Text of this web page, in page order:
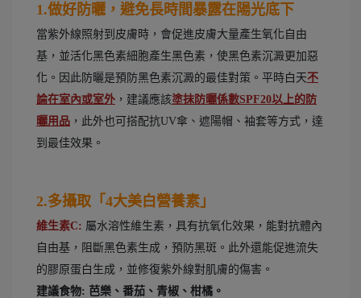
1.做好防曬，避免長時間暴露在陽光底下
當紫外線照射到皮膚時，會促進皮膚大量產生氧化自由
基，並活化黑色素細胞產生黑色素，使黑色素沉澱更加惡
化。因此防曬是預防黑色素沉澱的最佳對策。平時白天不
論在室內或室外 ，建議應該塗抹防曬係數SPF20以上的防
曬用品 ，此外也可搭配抗UV傘、遮陽帽、袖套等方式，達
到最佳效果。
2.多攝取「4大美白營養素」
維生素C: 屬水溶性維生素，具有抗氧化效果，能對抗體內
自由基，阻斷黑色素生成，預防黑斑。此外還能促進流失
的膠原蛋白生成，並修復紫外線對肌膚的傷害。
建議食物: 芭樂、番茄、青椒、柑橘。